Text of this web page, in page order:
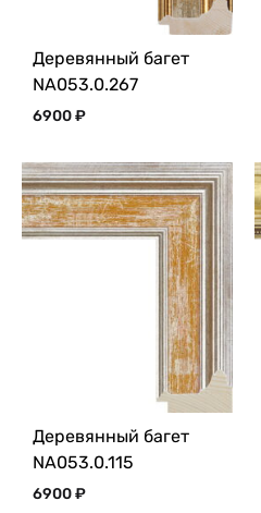
Деревянный багет
NA053.0.267
6900₽
Деревянный багет
NA053.0.115
6900₽